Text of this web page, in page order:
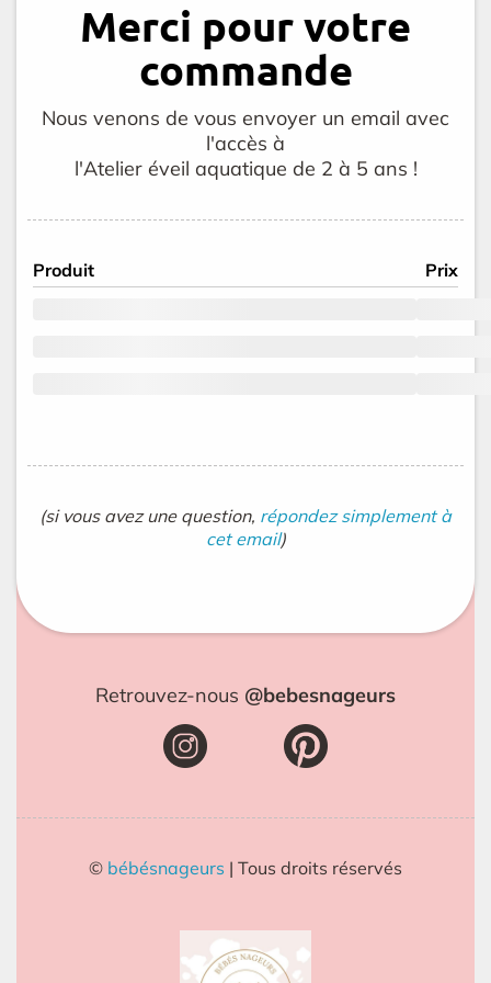
Merci pour votre
commande
Nous venons de vous envoyer un email avec
l'accès à
l'Atelier éveil aquatique de 2 à 5 ans !
Produit Prix
(si vous avez une question, répondez simplement à
cet email)
Retrouvez-nous @bebesnageurs
© bébésnageurs | Tous droits réservés